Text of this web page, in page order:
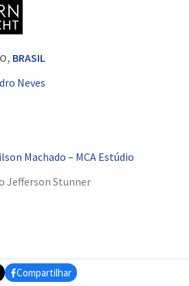
BRASIL
Neves
Machado – MCA Estúdio
Jefferson Stunner
Compartilhar